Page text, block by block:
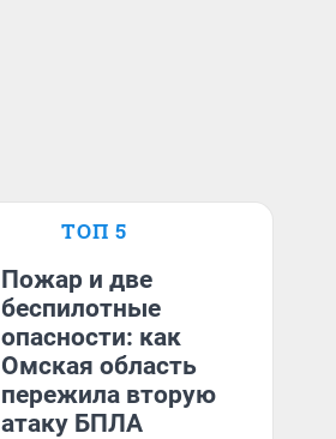
ТОП 5
Пожар и две
беспилотные
опасности: как
Омская область
пережила вторую
атаку БПЛА